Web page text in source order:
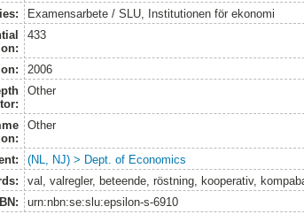
Examensarbete / SLU, Institutionen för ekonomi
433
2006
Other
Other
(NL, NJ) > Dept. of Economics
val, valregler, beteende, röstning, kooperativ,
urn:nbn:se:slu:epsilon-s-6910